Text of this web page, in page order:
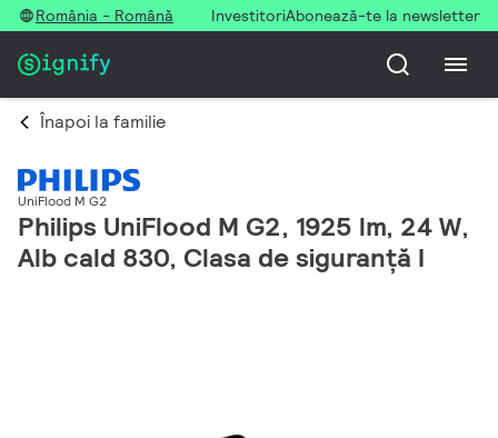
România - Română InvestitoriAbonează-te la newsletter
Înapoi la familie
UniFlood M G2
Philips UniFlood M G2, 1925 lm, 24 W,
Alb cald 830, Clasa de siguranță I